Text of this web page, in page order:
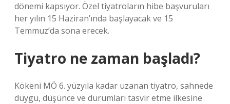
dönemi kapsıyor. Özel tiyatroların hibe başvuruları
her yılın 15 Haziran’ında başlayacak ve 15
Temmuz’da sona erecek.
Tiyatro ne zaman başladı?
Kökeni MÖ 6. yüzyıla kadar uzanan tiyatro, sahnede
duygu, düşünce ve durumları tasvir etme ilkesine